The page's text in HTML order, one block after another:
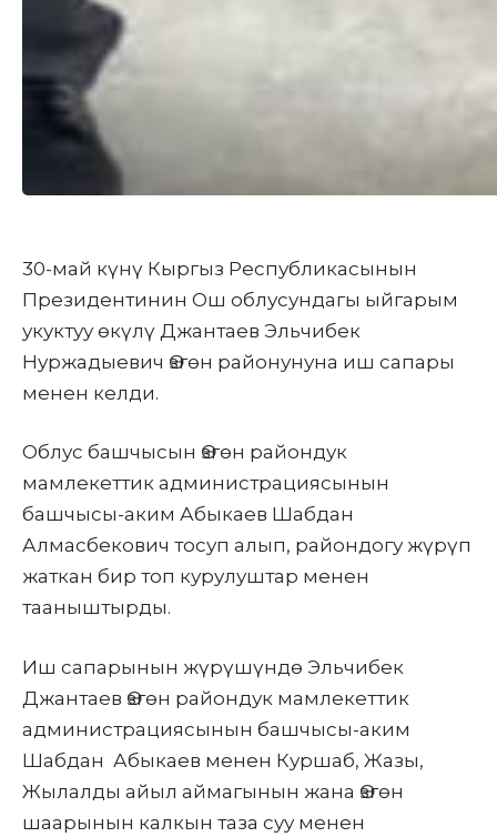
30-май күнү Кыргыз Республикасынын
Президентинин Ош облусундагы ыйгарым
укуктуу өкүлү Джантаев Эльчибек
Нуржадыевич Өзгөн районунуна иш сапары
менен келди.
Облус башчысын Өзгөн райондук
мамлекеттик администрациясынын
башчысы-аким Абыкаев Шабдан
Алмасбекович тосуп алып, райондогу жүрүп
жаткан бир топ курулуштар менен
тааныштырды.
Иш сапарынын жүрүшүндө Эльчибек
Джантаев Өзгөн райондук мамлекеттик
администрациясынын башчысы-аким
Шабдан Абыкаев менен Куршаб, Жазы,
Жылалды айыл аймагынын жана Өзгөн
шаарынын калкын таза суу менен